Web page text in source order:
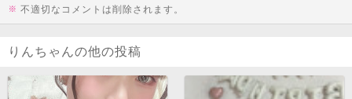
不適切なコメントは削除されます。
りんちゃんの他の投稿